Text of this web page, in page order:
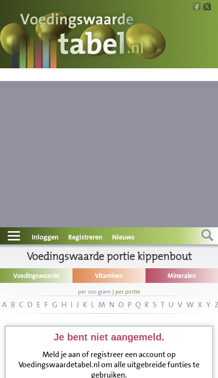
Voedingswaarde
Wat is wat?
Contact
Informatie
Disclaimer
Inloggen Registreren Nieuws
Voedingswaarde portie kippenbout
Voedingswaarde Vitamines Mineralen
per 100 gram | per portie
A B C D E F G H I J K L M N O P Q R S T U V W X Y
Je bent niet aangemeld.
Meld je aan of registreer een account op
Voedingswaardetabel.nl om alle uitgebreide funties te
gebruiken.